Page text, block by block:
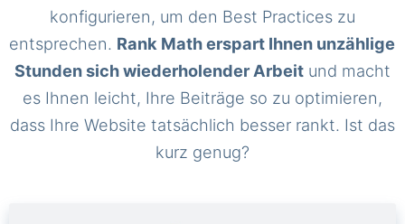
konfigurieren, um den Best Practices zu
entsprechen. Rank Math erspart Ihnen unzählige
Stunden sich wiederholender Arbeitund macht
es Ihnen leicht, Ihre Beiträge so zu optimieren,
dass Ihre Website tatsächlich besser rankt. Ist das
kurz genug?